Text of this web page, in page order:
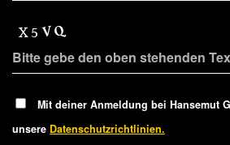
Mit deiner Anmeldung bei Hansemut
unsere Datenschutzrichtlinien.